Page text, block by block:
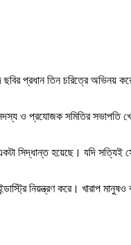
প্রধান তিন চরিত্রে অভিনয়
ও প্রযোজক সমিতির
সিদ্ধান্ত হয়েছে। যদি
নিয়ন্ত্রণ করে। খারাপ